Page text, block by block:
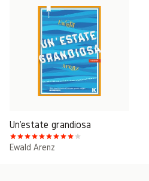
Un'estate grandiosa
Ewald Arenz